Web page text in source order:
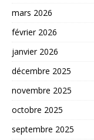
mars 2026
février 2026
janvier 2026
décembre 2025
novembre 2025
octobre 2025
septembre 2025